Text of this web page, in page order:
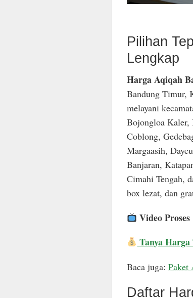
Pilihan
Lengkap
Harga Aqiqah
Bandung Timur,
melayani
Bojongloa Kaler,
Coblong,
Margaasih,
Banjaran,
Cimahi Tengah,
box lezat, dan
Video
Tanya
Baca juga: Paket
Daftar